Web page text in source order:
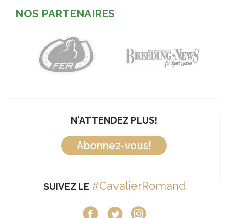
NOS PARTENAIRES
N'ATTENDEZ PLUS!
Abonnez-vous!
SUIVEZ LE #CavalierRomand